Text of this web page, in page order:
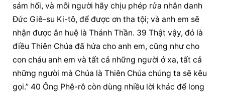
sám hối, và mỗi người hãy chịu phép rửa nhân danh
Đức Giê-su Ki-tô, để được ơn tha tội; và anh em sẽ
nhận được ân huệ là Thánh Thần. 39 Thật vậy, đó là
điều Thiên Chúa đã hứa cho anh em, cũng như cho
con cháu anh em và tất cả những người ở xa, tất cả
những người mà Chúa là Thiên Chúa chúng ta sẽ kêu
gọi.” 40 Ông Phê-rô còn dùng nhiều lời khác để long